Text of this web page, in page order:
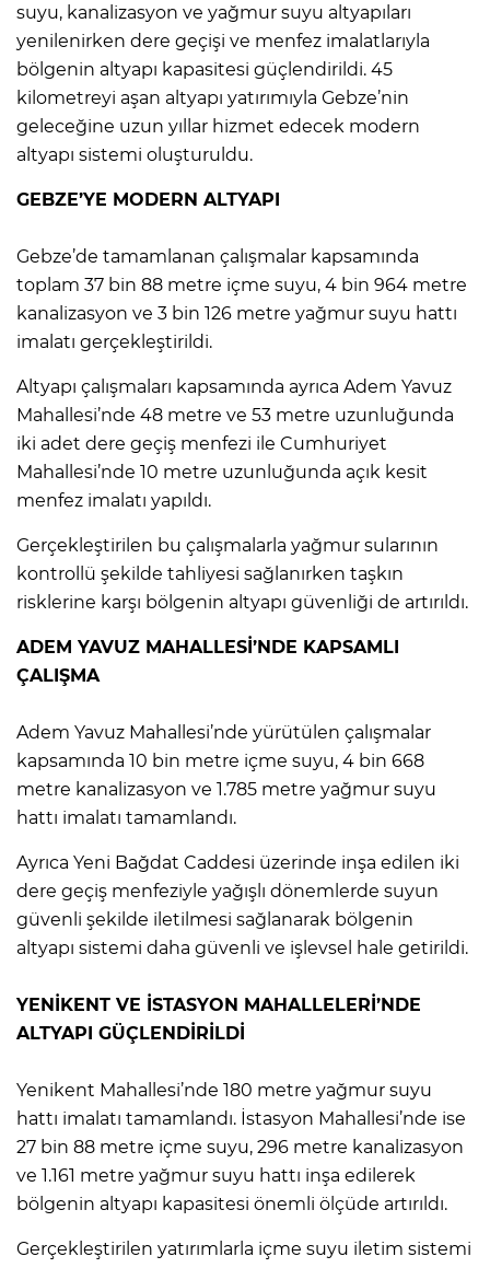
suyu, kanalizasyon ve yağmur suyu altyapıları
yenilenirken dere geçişi ve menfez imalatlarıyla
bölgenin altyapı kapasitesi güçlendirildi. 45
kilometreyi aşan altyapı yatırımıyla Gebze’nin
geleceğine uzun yıllar hizmet edecek modern
altyapı sistemi oluşturuldu.
GEBZE’YE MODERN ALTYAPI
Gebze’de tamamlanan çalışmalar kapsamında
toplam 37 bin 88 metre içme suyu, 4 bin 964 metre
kanalizasyon ve 3 bin 126 metre yağmur suyu hattı
imalatı gerçekleştirildi.
Altyapı çalışmaları kapsamında ayrıca Adem Yavuz
Mahallesi’nde 48 metre ve 53 metre uzunluğunda
iki adet dere geçiş menfezi ile Cumhuriyet
Mahallesi’nde 10 metre uzunluğunda açık kesit
menfez imalatı yapıldı.
Gerçekleştirilen bu çalışmalarla yağmur sularının
kontrollü şekilde tahliyesi sağlanırken taşkın
risklerine karşı bölgenin altyapı güvenliği de artırıldı.
ADEM YAVUZ MAHALLESİ’NDE KAPSAMLI
ÇALIŞMA
Adem Yavuz Mahallesi’nde yürütülen çalışmalar
kapsamında 10 bin metre içme suyu, 4 bin 668
metre kanalizasyon ve 1.785 metre yağmur suyu
hattı imalatı tamamlandı.
Ayrıca Yeni Bağdat Caddesi üzerinde inşa edilen iki
dere geçiş menfeziyle yağışlı dönemlerde suyun
güvenli şekilde iletilmesi sağlanarak bölgenin
altyapı sistemi daha güvenli ve işlevsel hale getirildi.
YENİKENT VE İSTASYON MAHALLELERİ’NDE
ALTYAPI GÜÇLENDİRİLDİ
Yenikent Mahallesi’nde 180 metre yağmur suyu
hattı imalatı tamamlandı. İstasyon Mahallesi’nde ise
27 bin 88 metre içme suyu, 296 metre kanalizasyon
ve 1.161 metre yağmur suyu hattı inşa edilerek
bölgenin altyapı kapasitesi önemli ölçüde artırıldı.
Gerçekleştirilen yatırımlarla içme suyu iletim sistemi